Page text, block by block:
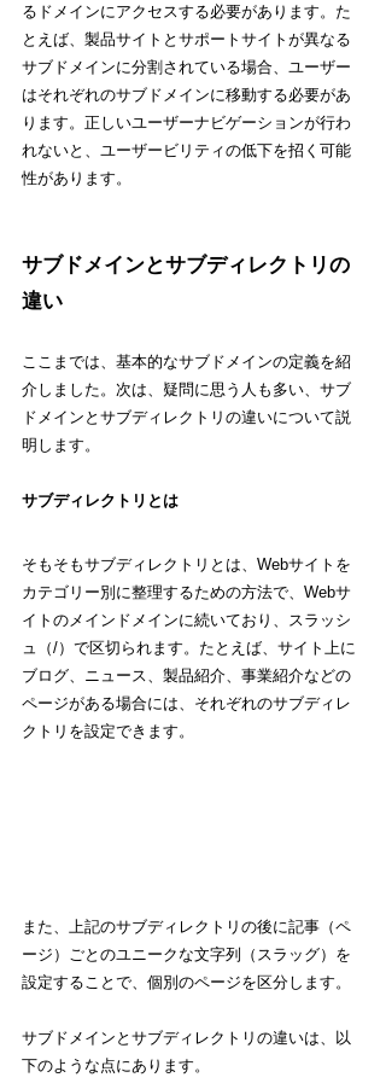
るドメインにアクセスする必要があります。た
とえば、製品サイトとサポートサイトが異なる
サブドメインに分割されている場合、ユーザー
はそれぞれのサブドメインに移動する必要があ
ります。正しいユーザーナビゲーションが行わ
れないと、ユーザービリティの低下を招く可能
性があります。
サブドメインとサブディレクトリの
違い
ここまでは、基本的なサブドメインの定義を紹
介しました。次は、疑問に思う人も多い、サブ
ドメインとサブディレクトリの違いについて説
明します。
サブディレクトリとは
そもそもサブディレクトリとは、Webサイトを
カテゴリー別に整理するための方法で、Webサ
イトのメインドメインに続いており、スラッシ
ュ（/）で区切られます。たとえば、サイト上に
ブログ、ニュース、製品紹介、事業紹介などの
ページがある場合には、それぞれのサブディレ
クトリを設定できます。
また、上記のサブディレクトリの後に記事（ペ
ージ）ごとのユニークな文字列（スラッグ）を
設定することで、個別のページを区分します。
サブドメインとサブディレクトリの違いは、以
下のような点にあります。